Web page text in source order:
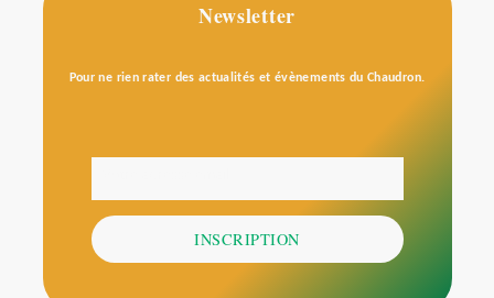
Newsletter
Pour ne rien rater des actualités et évènements du Chaudron.
INSCRIPTION